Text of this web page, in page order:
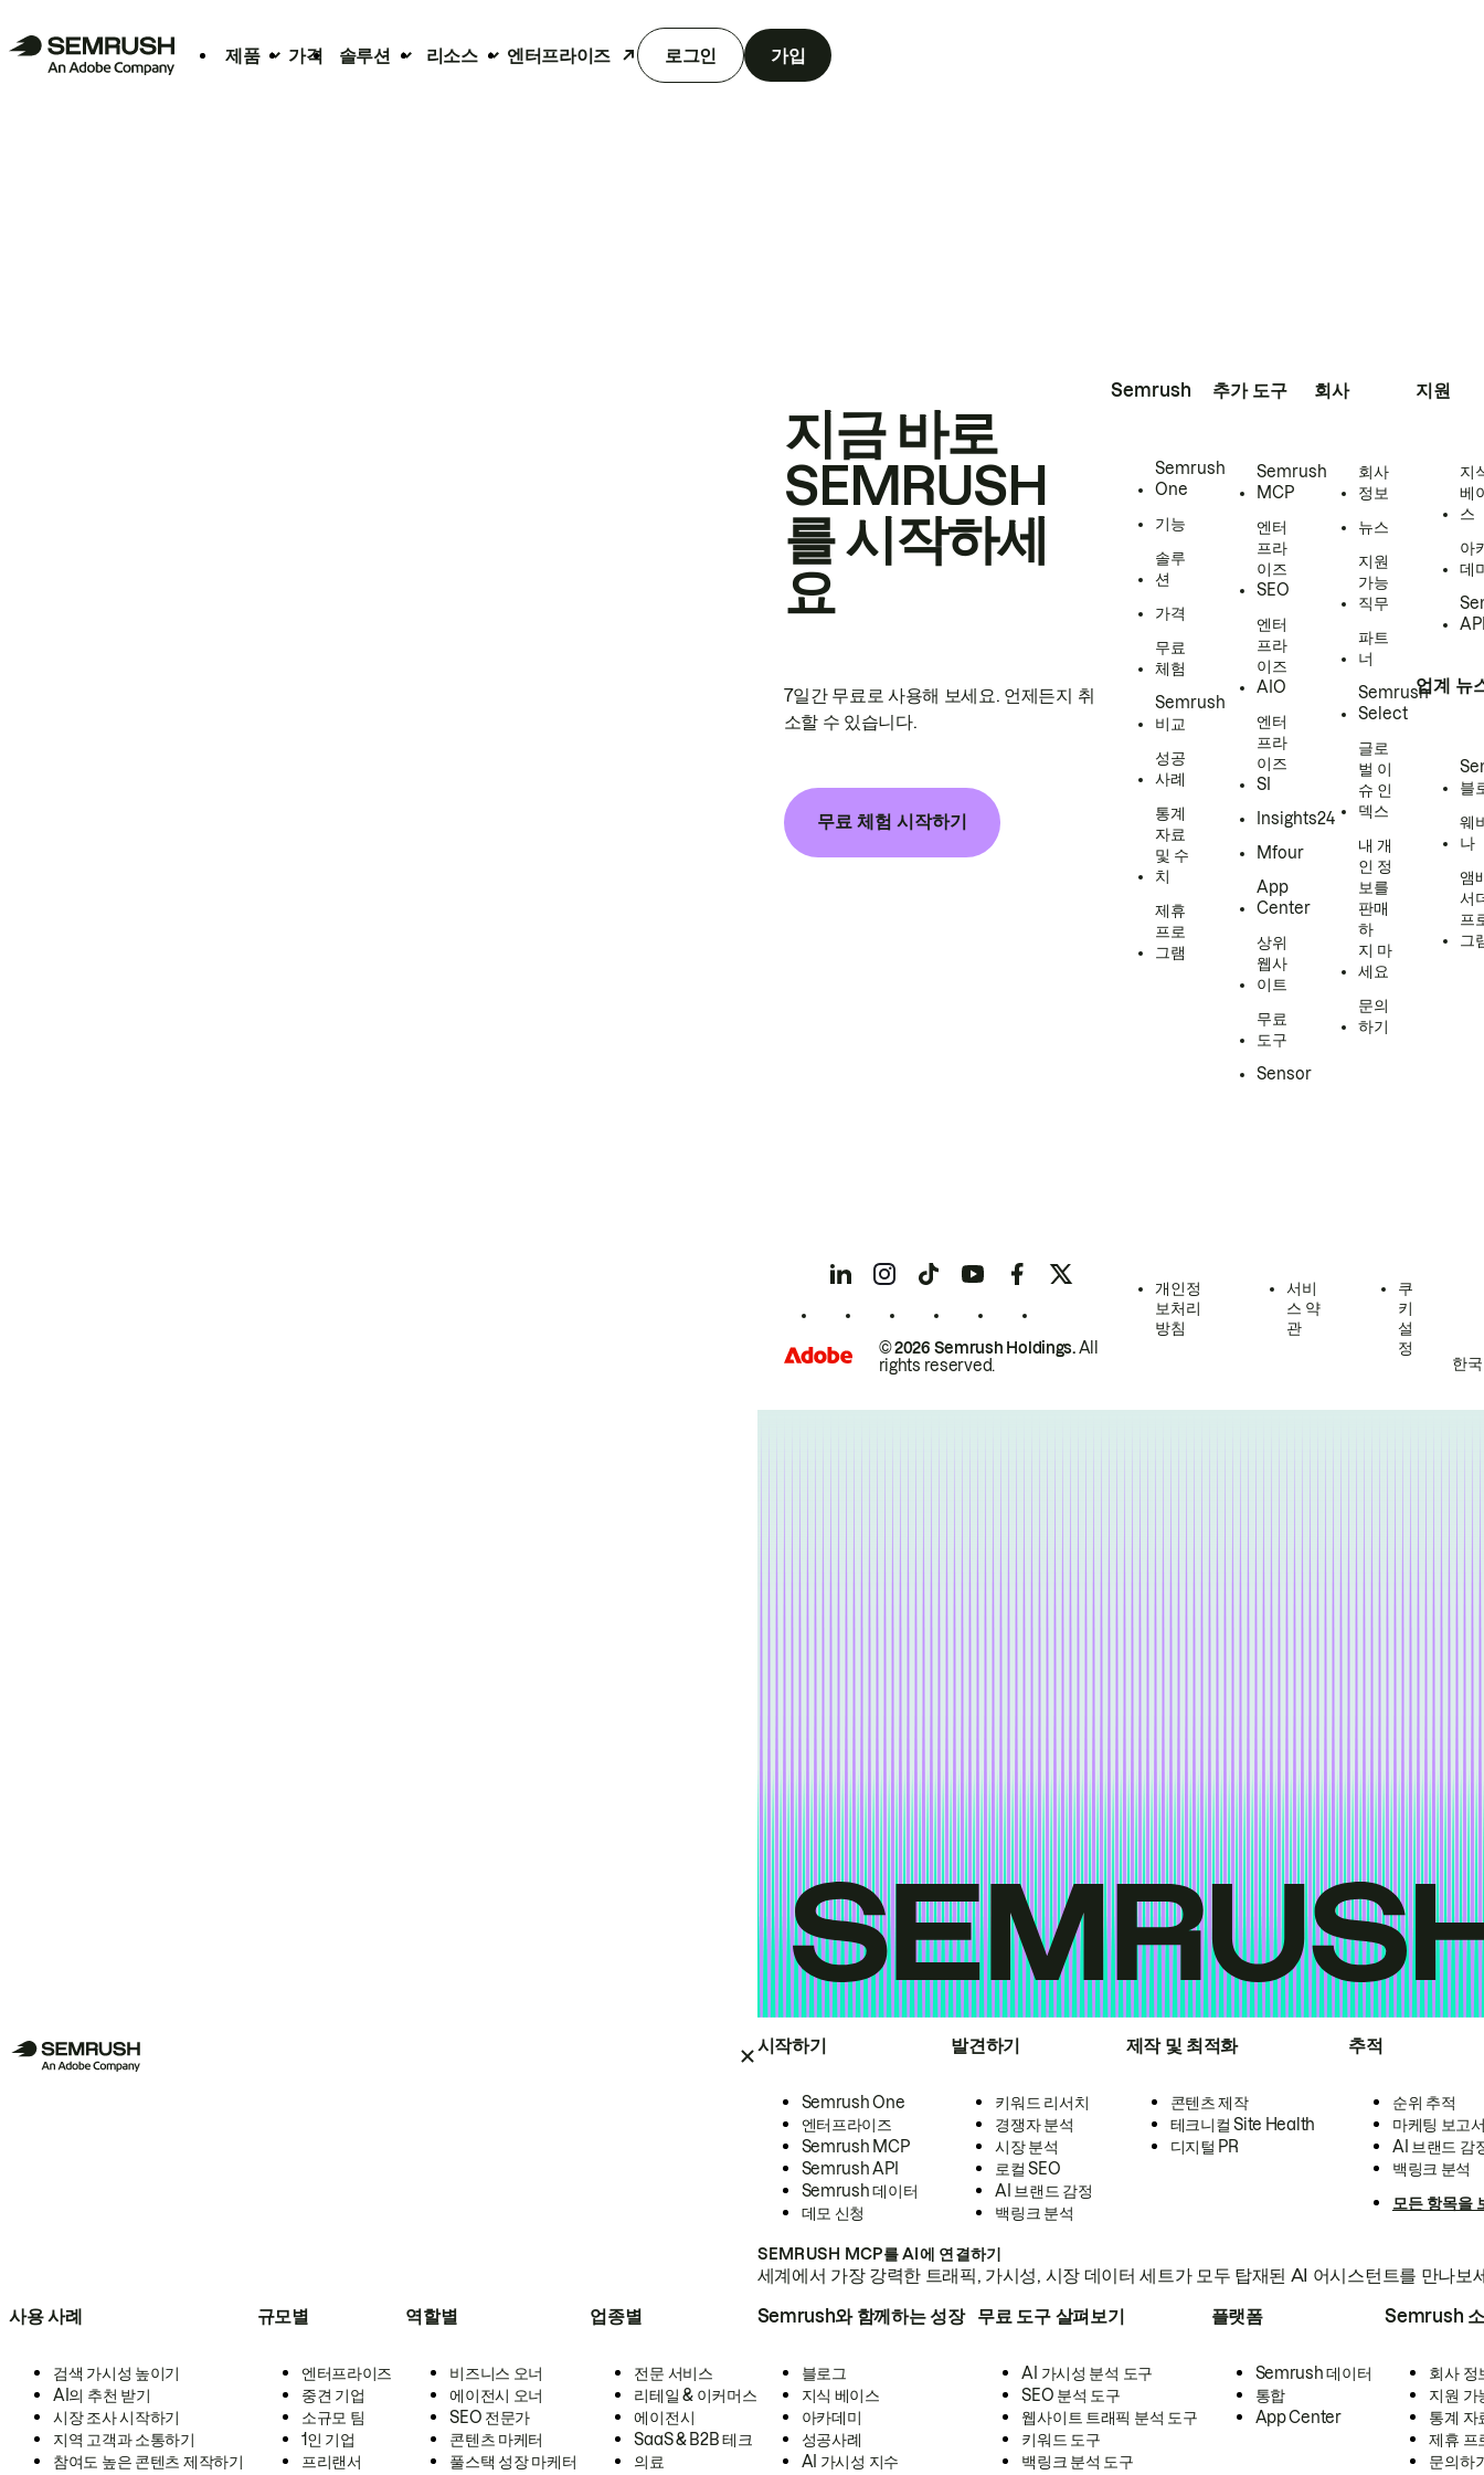
제품 가격 솔루션 리소스 엔터프라이즈 로그인 가입
시작하기
Semrush One
엔터프라이즈
Semrush MCP
Semrush API
Semrush 데이터
데모 신청
발견하기
키워드 리서치
경쟁자 분석
시장 분석
로컬 SEO
AI 브랜드 감정
백링크 분석
제작 및 최적화
콘텐츠 제작
테크니컬 Site Health
디지털 PR
추적
순위 추적
마케팅 보고
AI 브랜드 감
백링크 분석
모든 항목을
SEMRUSH MCP를 AI에 연결하기
세계에서 가장 강력한 트래픽, 가시성, 시장 데이터 세트가 모두 탑재된 AI 어시스턴트를 만나보
사용 사례
검색 가시성 높이기
AI의 추천 받기
시장 조사 시작하기
지역 고객과 소통하기
참여도 높은 콘텐츠 제작하기
규모별
엔터프라이즈
중견 기업
소규모 팀
1인 기업
프리랜서
역할별
비즈니스 오너
에이전시 오너
SEO 전문가
콘텐츠 마케터
풀스택 성장 마케터
업종별
전문 서비스
리테일 & 이커머스
에이전시
SaaS & B2B 테크
의료
Semrush와 함께하는 성장
블로그
지식 베이스
아카데미
성공사례
AI 가시성 지수
무료 도구 살펴보기
AI 가시성 분석 도구
SEO 분석 도구
웹사이트 트래픽 분석 도구
키워드 도구
백링크 분석 도구
플랫폼
Semrush 데이터
통합
App Center
Semrush
회사 정
지원 가
통계 자
제휴 프
문의하
지금 바로
SEMRUSH
를 시작하세
요
7일간 무료로 사용해 보세요. 언제든지 취
소할 수 있습니다.
무료 체험 시작하기
Semrush
Semrush
One
기능
솔루
션
가격
무료
체험
Semrush
비교
성공
사례
통계
자료
및 수
치
제휴
프로
그램
추가 도구
Semrush
MCP
엔터
프라
이즈
SEO
엔터
프라
이즈
AIO
엔터
프라
이즈
SI
Insights24
Mfour
App
Center
상위
웹사
이트
무료
도구
Sensor
회사
회사
정보
뉴스
지원
가능
직무
파트
너
Semrush
Select
글로
벌 이
슈 인
덱스
내 개
인 정
보를
판매
하
지 마
세요
문의
하기
지원
지
베
스
아
데
업계 뉴
블
웨
나
앰
서
프
그
© 2026 Semrush Holdings.All
rights reserved.
개인정
보처리
방침
서비
스 약
관
쿠
키
설
정
한